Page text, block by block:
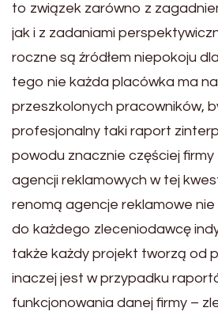
to związek zarówno z
jak i z zadaniami
roczne są źródłem niepokoju
tego nie każda placówka ma
przeszkolonych pracowników,
profesjonalny taki raport
powodu znacznie częściej
agencji reklamowych w tej
renomą agencje reklamowe
do każdego zleceniodawcę
także każdy projekt tworzą od
inaczej jest w przypadku
funkcjonowania danej firmy –